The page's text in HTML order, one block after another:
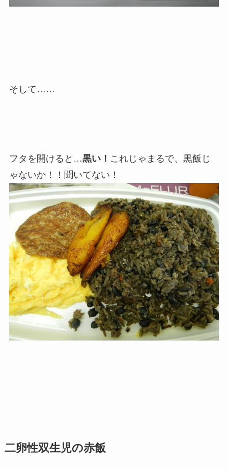
そして……
フタを開けると…黒い！ これじゃまるで、黒飯じ
ゃないか！！聞いてない！
二卵性双生児の赤飯